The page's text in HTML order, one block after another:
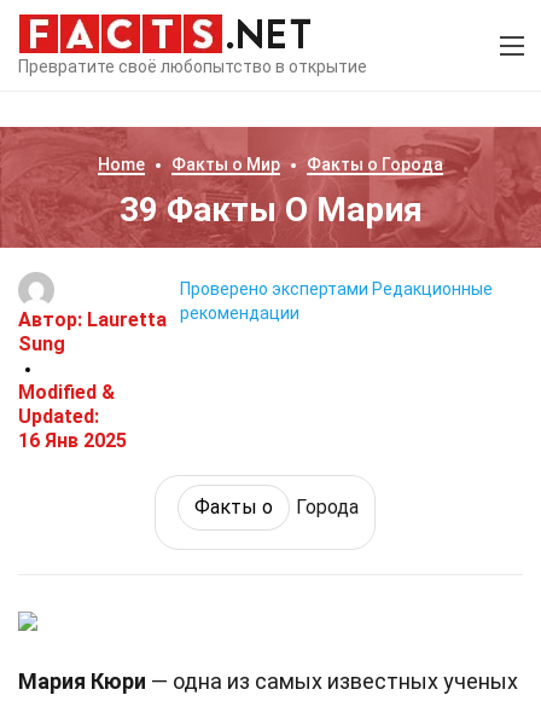
Превратите своё любопытство в открытие
Home Факты о Мир Факты о Города
39 Факты О Мария
Автор: Lauretta
Sung
Modified &
Updated:
16 Янв 2025
Проверено экспертами Редакционные
рекомендации
Факты о Города
Мария Кюри — одна из самых известных ученых